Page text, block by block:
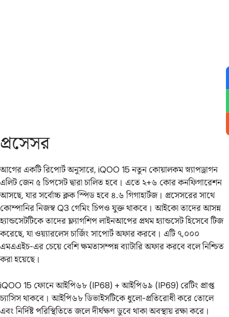
প্রসেসর
আগের একটি রিপোর্ট অনুসারে, iQOO 15 নতুন কোয়ালকম স্ন্যাপড্রাগন
এলিট জেন ৫ চিপসেট দ্বারা চালিত হবে। এতে ২+৬ কোর কনফিগারেশন
আসছে, যার সর্বোচ্চ ক্লক স্পিড হবে ৪.৬ গিগাহার্টজ। প্রসেসরের সাথে
কোম্পানির নিজস্ব Q3 গেমিং চিপও যুক্ত থাকবে। আইকো তাদের আসন্ন
হ্যান্ডসেটটিকে তাদের ফ্ল্যাগশিপ লাইনআপের প্রথম হ্যান্ডসেট হিসেবে টিজ
করেছে, যা ওয়্যারলেস চার্জিং সাপোর্ট অফার করবে। এটি ৭,০০০
এমএএইচ-এর চেয়ে বেশি ক্ষমতাসম্পন্ন ব্যাটারি অফার করবে বলে নিশ্চিত
করা হয়েছে।
iQOO 15 ফোনে আইপি৬৮ (IP68) + আইপি৬৯ (IP69) রেটিং প্রাপ্ত
চ্যাসিস থাকবে। আইপি৬৮ ডিভাইসটিকে ধুলো-প্রতিরোধী করে তোলে
এবং নির্দিষ্ট পরিস্থিতিতে জলে দীর্ঘক্ষণ ডুবে থাকা অবস্থায় রক্ষা করে।